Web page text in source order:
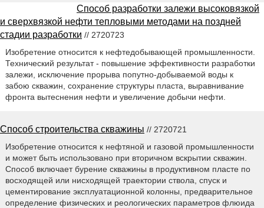
Способ разработки залежи высоковязкой
и сверхвязкой нефти тепловыми методами на поздней
стадии разработки // 2720723
Изобретение относится к нефтедобывающей промышленности.
Технический результат - повышение эффективности разработки
залежи, исключение прорыва попутно-добываемой воды к
забою скважин, сохранение структуры пласта, выравнивание
фронта вытеснения нефти и увеличение добычи нефти.
Способ строительства скважины // 2720721
Изобретение относится к нефтяной и газовой промышленности
и может быть использовано при вторичном вскрытии скважин.
Способ включает бурение скважины в продуктивном пласте по
восходящей или нисходящей траектории ствола, спуск и
цементирование эксплуатационной колонны, предварительное
определение физических и реологических параметров флюида